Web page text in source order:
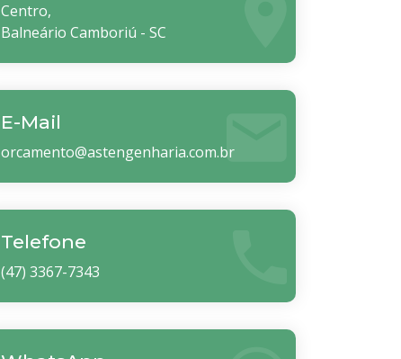
Centro,
Balneário Camboriú - SC
E-Mail
orcamento@astengenharia.com.br
Telefone
(47) 3367-7343